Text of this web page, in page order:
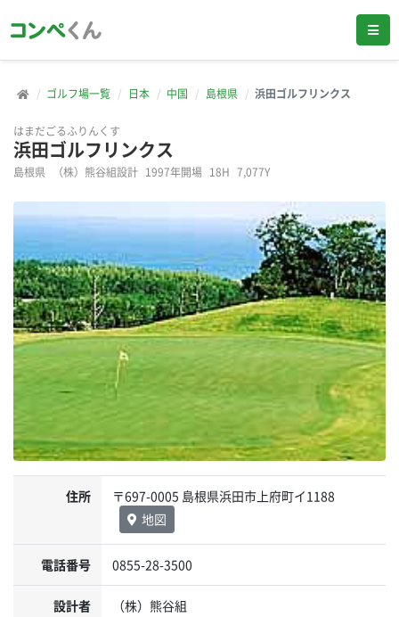
ゴルフ場一覧 日本 中国 島根県 浜田ゴルフリンクス
はまだごるふりんくす
浜田ゴルフリンクス
島根県 （株）熊谷組設計 1997年開場 18H 7,077Y
住所
〒697-0005 島根県浜田市上府町イ1188
地図
電話番号 0855-28-3500
設計者 （株）熊谷組